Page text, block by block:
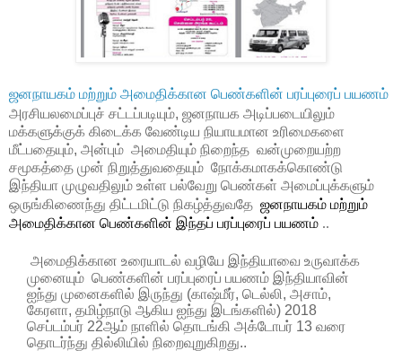
ஜனநாயகம் மற்றும் அமைதிக்கான பெண்களின் பரப்புரைப் பயணம்
அரசியலமைப்புச் சட்டப்படியும், ஜனநாயக அடிப்படையிலும்
மக்களுக்குக் கிடைக்க வேண்டிய நியாயமான உரிமைகளை
மீட்பதையும், அன்பும் அமைதியும் நிறைந்த வன்முறையற்ற
சமூகத்தை முன் நிறுத்துவதையும் நோக்கமாகக்கொண்டு
இந்தியா முழுவதிலும் உள்ள பல்வேறு பெண்கள் அமைப்புக்களும்
ஒருங்கிணைந்து திட்டமிட்டு நிகழ்த்துவதே ஜனநாயகம் மற்றும்
அமைதிக்கான பெண்களின் இந்தப் பரப்புரைப் பயணம் ..
அமைதிக்கான உரையாடல் வழியே இந்தியாவை உருவாக்க
முனையும் பெண்களின் பரப்புரைப் பயணம் இந்தியாவின்
ஐந்து முனைகளில் இருந்து (காஷ்மீர், டெல்லி, அசாம்,
கேரளா, தமிழ்நாடு ஆகிய ஐந்து இடங்களில்) 2018
செப்டம்பர் 22ஆம் நாளில் தொடங்கி அக்டோபர் 13 வரை
தொடர்ந்து தில்லியில் நிறைவுறுகிறது..